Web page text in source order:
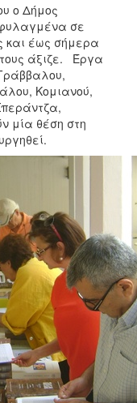
ο Δήμος
φυλαγμένα σε
και έως σήμερα
άξιζε. Έργα
Κομιανού,
μία θέση στη